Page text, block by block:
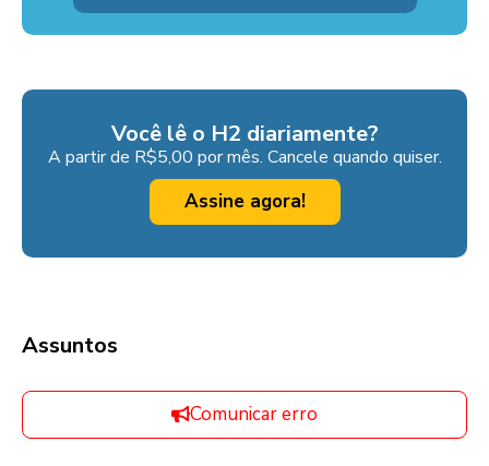
Você lê o H2 diariamente?
A partir de R$5,00 por mês. Cancele quando quiser.
Assine agora!
Assuntos
Comunicar erro